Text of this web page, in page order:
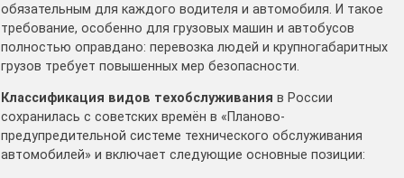
обязательным для каждого водителя и автомобиля. И такое
требование, особенно для грузовых машин и автобусов
полностью оправдано: перевозка людей и крупногабаритных
грузов требует повышенных мер безопасности.
Классификация видов техобслуживания в России
сохранилась с советских времён в «Планово-
предупредительной системе технического обслуживания
автомобилей» и включает следующие основные позиции: